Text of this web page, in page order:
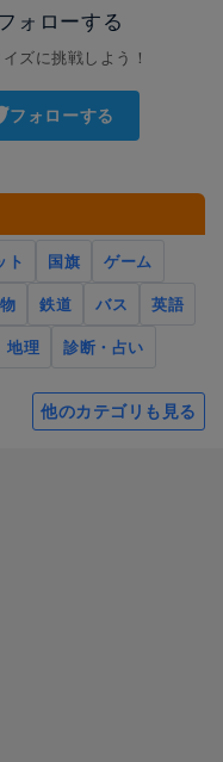
ォローする
ズに挑戦しよう！
フォローする
ト 国旗
ゲーム
鉄道 バス
英語
地理 診断・占い
他のカテゴリも見る